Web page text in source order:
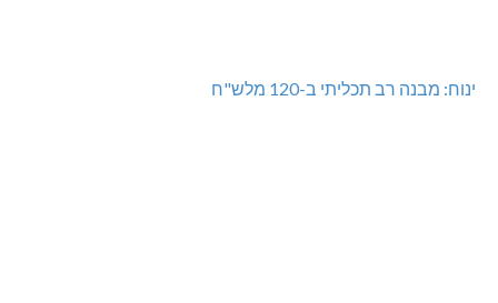
ינוח: מבנה רב תכליתי ב-120 מלש"ח